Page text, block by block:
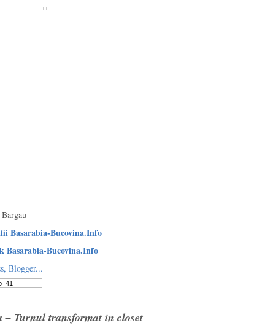
Basarabia-Bucovina.Info
Basarabia-Bucovina.Info
– Turnul transformat in closet